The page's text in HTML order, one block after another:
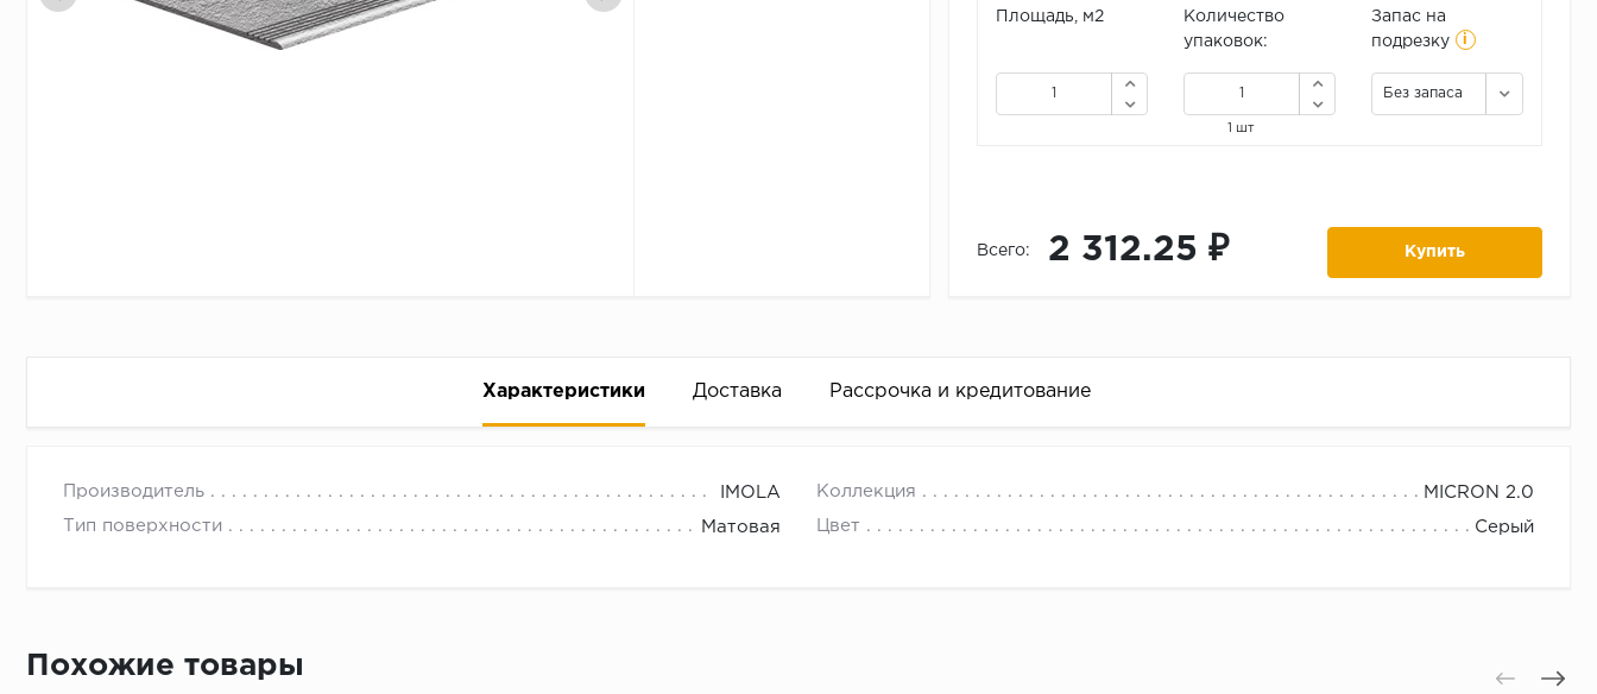
Площадь, м2
Количество
упаковок:
1 шт
Запас на
подрезку
i
Без запаса
Всего: 2 312.25 ₽ Купить
Характеристики Доставка Рассрочка и кредитование
Производитель IMOLA Коллекция MICRON 2.0
Тип поверхности Матовая Цвет Серый
Высокая вероятность одобрения: до 95%
Похожие товары